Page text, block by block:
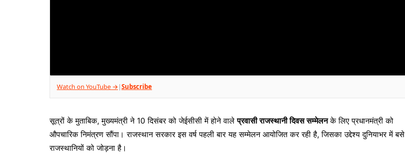
Watch on YouTube → |Subscribe
सूत्रों के मुताबिक, मुख्यमंत्री ने 10 दिसंबर को जेईसीसी में होने वालेप्रवासी राजस्थानी दिवस सम्मेलनके लिए प्रधानमंत्री को
औपचारिक निमंत्रण सौंपा। राजस्थान सरकार इस वर्ष पहली बार यह सम्मेलन आयोजित कर रही है, जिसका उद्देश्य दुनियाभर में बसे
राजस्थानियों को जोड़ना है।